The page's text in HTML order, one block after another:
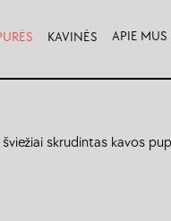
KAVINĖS APIE MUS
skrudintas kavos